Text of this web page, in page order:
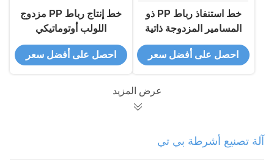
خط استنفاذ رباط PP ذو
المسامير المزدوجة ذاتية
التشغيل بالكامل مع طاقة
60 كيلوواط لشرابات
احصل على أفضل سعر
خط إنتاج رباط PP مزدوج
اللولب أوتوماتيكي
بالكامل بقدرة 60 كيلو
واط للتعبئة والتغليف
احصل على أفضل سعر
عرض المزيد
آلة تصنيع أشرطة بي تي